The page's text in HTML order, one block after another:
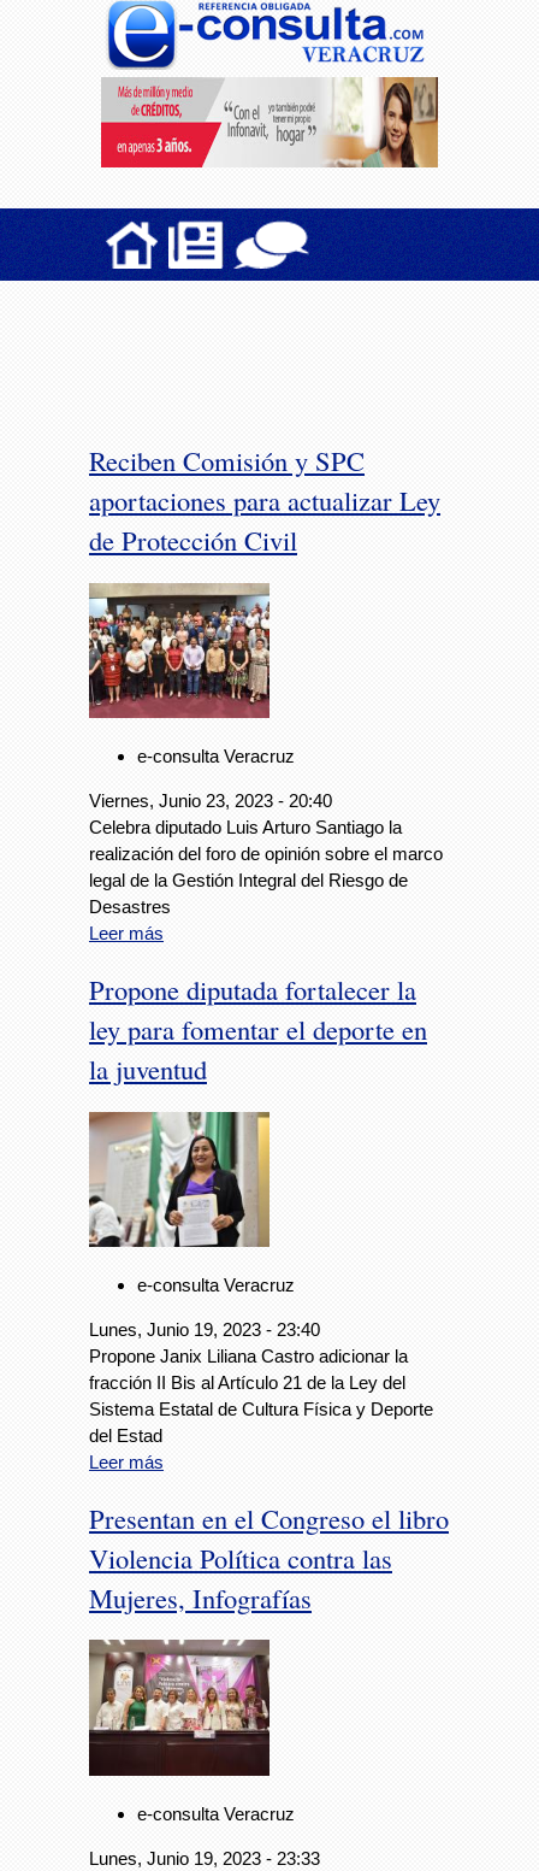
Reciben Comisión y SPC
aportaciones para actualizar Ley
de Protección Civil
e-consulta Veracruz
Viernes, Junio 23, 2023 - 20:40
Celebra diputado Luis Arturo Santiago la
realización del foro de opinión sobre el marco
legal de la Gestión Integral del Riesgo de
Desastres
Leer más
Propone diputada fortalecer la
ley para fomentar el deporte en
la juventud
e-consulta Veracruz
Lunes, Junio 19, 2023 - 23:40
Propone Janix Liliana Castro adicionar la
fracción II Bis al Artículo 21 de la Ley del
Sistema Estatal de Cultura Física y Deporte
del Estad
Leer más
Presentan en el Congreso el libro
Violencia Política contra las
Mujeres, Infografías
e-consulta Veracruz
Lunes, Junio 19, 2023 - 23:33